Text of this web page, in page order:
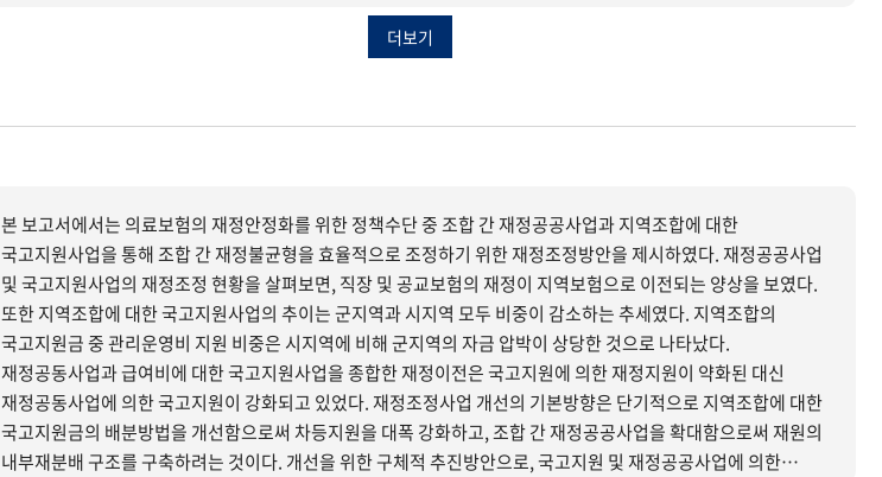
생각되는 세 가지 이슈, 즉 보험료부과체계, 국고지원방식, 보험재정 누수 등에 관한 체계적 분석과 평가를 토대로
더보기
본 보고서에서는 의료보험의 재정안정화를 위한 정책수단 중 조합 간 재정공공사업과 지역조합에 대한
국고지원사업을 통해 조합 간 재정불균형을 효율적으로 조정하기 위한 재정조정방안을 제시하였다. 재정공공사업
및 국고지원사업의 재정조정 현황을 살펴보면, 직장 및 공교보험의 재정이 지역보험으로 이전되는 양상을 보였다.
또한 지역조합에 대한 국고지원사업의 추이는 군지역과 시지역 모두 비중이 감소하는 추세였다. 지역조합의
국고지원금 중 관리운영비 지원 비중은 시지역에 비해 군지역의 자금 압박이 상당한 것으로 나타났다.
재정공동사업과 급여비에 대한 국고지원사업을 종합한 재정이전은 국고지원에 의한 재정지원이 약화된 대신
재정공동사업에 의한 국고지원이 강화되고 있었다. 재정조정사업 개선의 기본방향은 단기적으로 지역조합에 대한
국고지원금의 배분방법을 개선함으로써 차등지원을 대폭 강화하고, 조합 간 재정공공사업을 확대함으로써 재원의
내부재분배 구조를 구축하려는 것이다. 개선을 위한 구체적 추진방안으로, 국고지원 및 재정공공사업에 의한